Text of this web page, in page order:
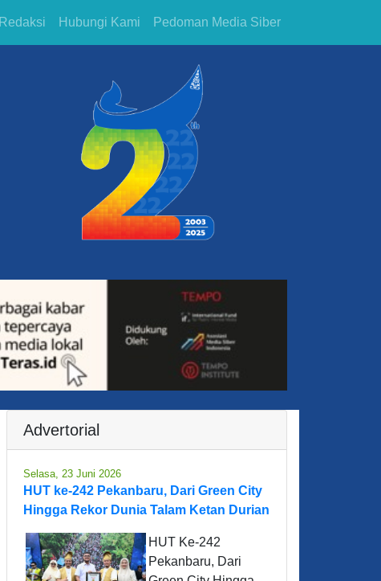
Redaksi Hubungi Kami Pedoman Media Siber
Advertorial
Selasa, 23 Juni 2026
HUT ke-242 Pekanbaru, Dari Green City
Hingga Rekor Dunia Talam Ketan Durian
HUT Ke-242
Pekanbaru, Dari